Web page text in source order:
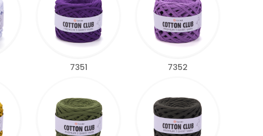
7351 7352